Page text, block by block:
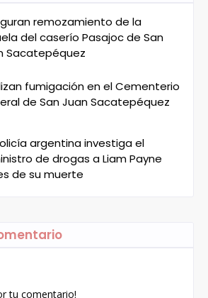
remozamiento de la
del caserío Pasajoc de San
Sacatepéquez
fumigación en el Cementerio
de San Juan Sacatepéquez
argentina investiga el
de drogas a Liam Payne
de su muerte
tu comentario!